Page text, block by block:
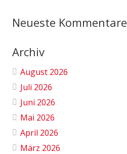
Neueste Kommentare
Archiv
August 2026
Juli 2026
Juni 2026
Mai 2026
April 2026
März 2026